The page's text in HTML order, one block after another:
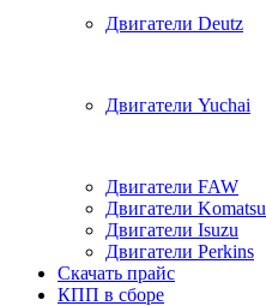
Двигатели Deutz
Двигатели Yuchai
Двигатели FAW
Двигатели Komatsu
Двигатели Isuzu
Двигатели Perkins
Скачать прайс
КПП в сборе